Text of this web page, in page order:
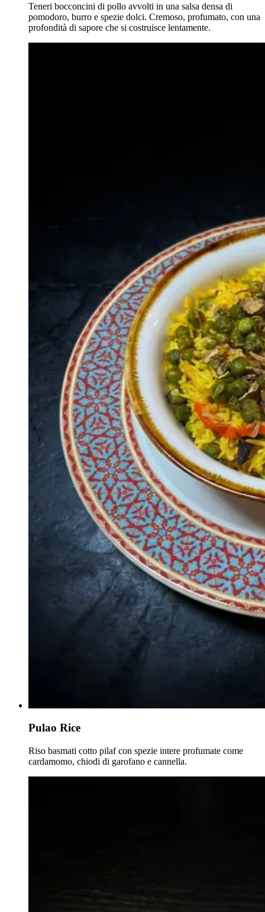
Teneri bocconcini di pollo avvolti in una salsa densa di
pomodoro, burro e spezie dolci. Cremoso, profumato, con una
profondità di sapore che si costruisce lentamente.
Pulao Rice
Riso basmati cotto pilaf con spezie intere profumate come
cardamomo, chiodi di garofano e cannella.